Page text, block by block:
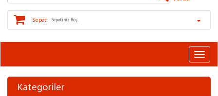
Sepet: Sepetiniz Boş.
Kategoriler